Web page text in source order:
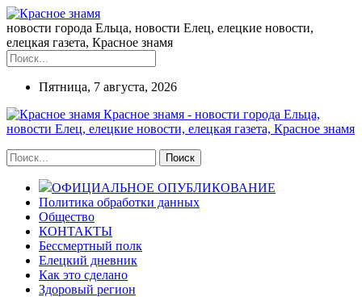
новости города Ельца, новости Елец, елецкие новости,
елецкая газета, Красное знамя
Пятница, 7 августа, 2026
Красное знамя - новости города Ельца,
новости Елец, елецкие новости, елецкая газета, Красное знамя
ОФИЦИАЛЬНОЕ ОПУБЛИКОВАНИЕ
Политика обработки данных
Общество
КОНТАКТЫ
Бессмертный полк
Елецкий дневник
Как это сделано
Здоровый регион